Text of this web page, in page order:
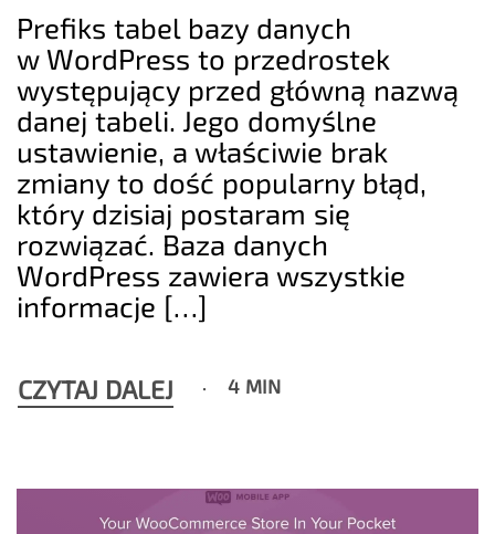
Prefiks tabel bazy danych
w WordPress to przedrostek
występujący przed główną nazwą
danej tabeli. Jego domyślne
ustawienie, a właściwie brak
zmiany to dość popularny błąd,
który dzisiaj postaram się
rozwiązać. Baza danych
WordPress zawiera wszystkie
informacje […]
CZYTAJ DALEJ 4 MIN